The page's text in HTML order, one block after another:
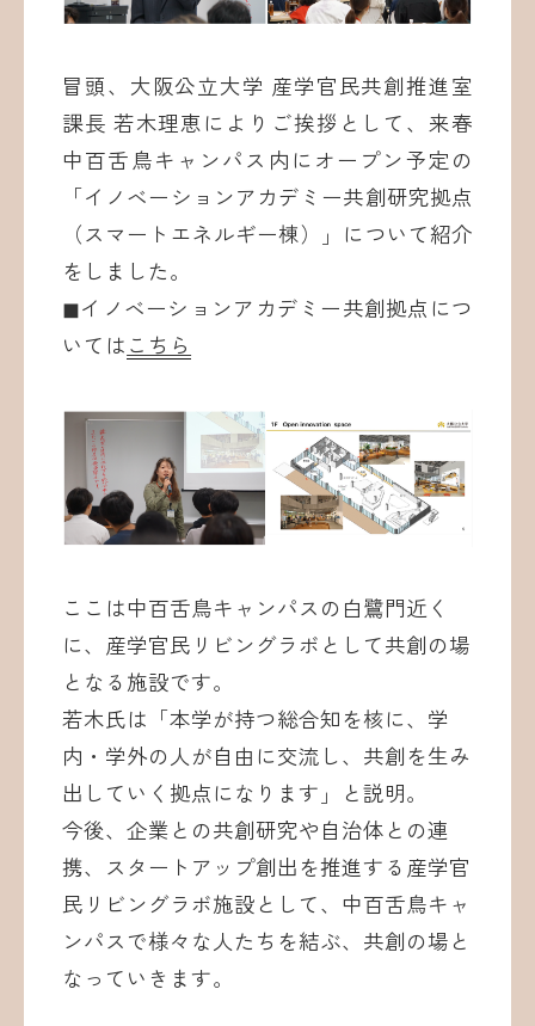
冒頭、大阪公立大学 産学官民共創推進室
課長 若木理恵によりご挨拶として、来春
中百舌鳥キャンパス内にオープン予定の
「イノベーションアカデミー共創研究拠点
（スマートエネルギー棟）」について紹介
をしました。
◼︎イノベーションアカデミー共創拠点につ
いては こちら
ここは中百舌鳥キャンパスの白鷺門近く
に、産学官民リビングラボとして共創の場
となる施設です。
若木氏は「本学が持つ総合知を核に、学
内・学外の人が自由に交流し、共創を生み
出していく拠点になります」と説明。
今後、企業との共創研究や自治体との連
携、スタートアップ創出を推進する産学官
民リビングラボ施設として、中百舌鳥キャ
ンパスで様々な人たちを結ぶ、共創の場と
なっていきます。